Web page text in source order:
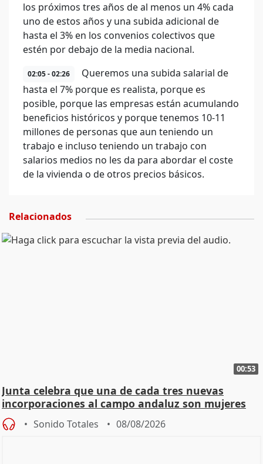
los próximos tres años de al menos un 4% cada
uno de estos años y una subida adicional de
hasta el 3% en los convenios colectivos que
estén por debajo de la media nacional.
02:05 - 02:26
Queremos una subida salarial de
hasta el 7% porque es realista, porque es
posible, porque las empresas están acumulando
beneficios históricos y porque tenemos 10-11
millones de personas que aun teniendo un
trabajo e incluso teniendo un trabajo con
salarios medios no les da para abordar el coste
de la vivienda o de otros precios básicos.
Relacionados
00:53
Junta celebra que una de cada tres nuevas
incorporaciones al campo andaluz son mujeres
jóvenes
Sonido Totales 08/08/2026